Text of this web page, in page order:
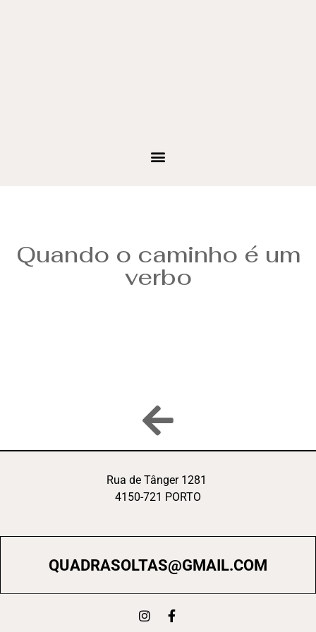
Quando o caminho é um
verbo
Rua de Tânger 1281
4150-721 PORTO
QUADRASOLTAS@GMAIL.COM